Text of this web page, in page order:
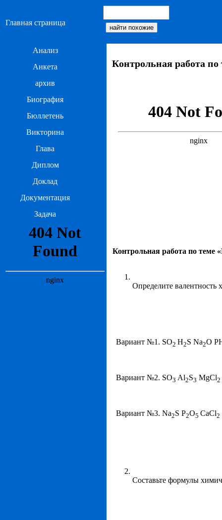
Главная страница
Анализ
Анкета
архив
Биография
Бюллетень
Викторина
Глава
Диплом
Доклад
Документация
Задача
Контрольная работа
Контрольная работа по теме
Определите
Вариант №1. SO2 H2S Na2O
Вариант №2. SO3 Al2S3 MgCl2
Вариант №3. Na2S P2O5 CaCl2
Составьте формулы